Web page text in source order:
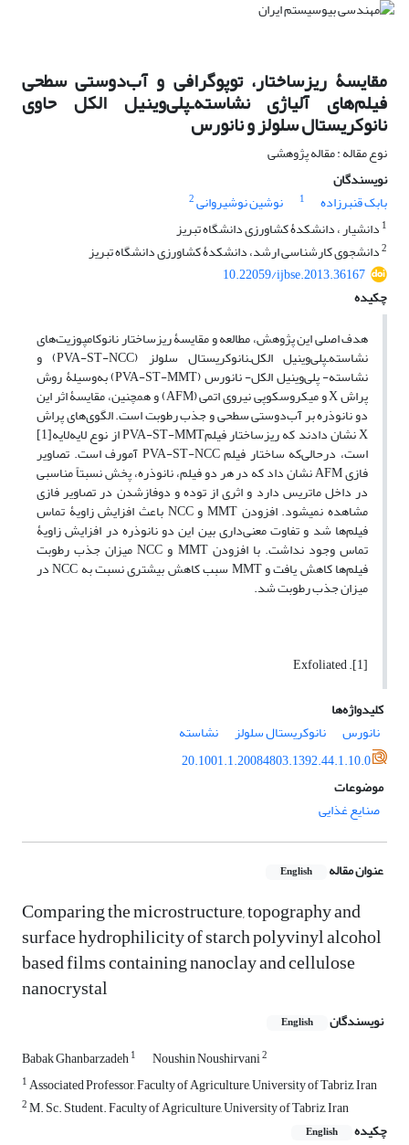
مقایسۀ ریز‌ساختار، توپوگرافی و آب‌دوستی سطحی
فیلم‌های آلیاژی نشاسته‌ـ‌پلی‌وینیل الکل حاوی
نانوکریستال سلولز و نانورس
نوع مقاله : مقاله پژوهشی
نویسندگان
بابک قنبرزاده
1 نوشین نوشیروانی2
1 دانشیار ، دانشکدۀ کشاورزی دانشگاه تبریز
2دانشجوی کارشناسی ارشد، دانشکدۀ کشاورزی دانشگاه تبریز
10.22059/ijbse.2013.36167
چکیده
هدف اصلی این پژوهش، مطالعه و مقایسۀ ریز‌ساختار نانو‌کامپوزیت‌های
نشاسته‌ـ‌پلی‌وینیل الکل‌ـ‌نانوکریستال سلولز (PVA-ST-NCC) و
نشاسته- پلی‌وینیل الکل- نانورس (PVA-ST-MMT) به‌وسیلۀ روش
پراش X و میکروسکوپی نیروی اتمی (AFM) و همچنین، مقایسۀ اثر این
دو نانو‌ذره بر آب‌دوستی سطحی و جذب رطوبت است. الگوی‌های پراش
X نشان دادند که ریز‌ساختار فیلمPVA-ST-MMT از نوع لایه‌لایه[1]
است، در‌حالی‌که ساختار فیلم PVA-ST-NCC آمورف است. تصاویر
فازی AFM نشان داد که در هر دو فیلم، نانوذره، پخش نسبتاً مناسبی
در داخل ماتریس دارد و اثری از توده و دو‌فاز‌شدن در تصاویر فازی
مشاهده نمی‏شود. افزودن MMT و NCC باعث افزایش زاویۀ تماس
فیلم‌ها شد و تفاوت معنی‌داری بین این دو نانوذره در افزایش زاویۀ
تماس وجود نداشت. با افزودن MMT و NCC میزان جذب رطوبت
فیلم‌ها کاهش یافت و MMT سبب کاهش بیشتری نسبت به NCC در
میزان جذب رطوبت شد.
[1]. Exfoliated
کلیدواژه‌ها
نانورس
نانوکریستال سلولز
نشاسته
20.1001.1.20084803.1392.44.1.10.0
موضوعات
صنایع غذایی
عنوان مقاله English
Comparing the microstructure, topography and
surface hydrophilicity of starch polyvinyl alcohol
based films containing nanoclay and cellulose
nanocrystal
نویسندگان English
Babak Ghanbarzadeh1 Noushin Noushirvani2
1Associated Professor, Faculty of Agriculture, University of Tabriz, Iran
2M. Sc. Student. Faculty of Agriculture, University of Tabriz, Iran
چکیده
English